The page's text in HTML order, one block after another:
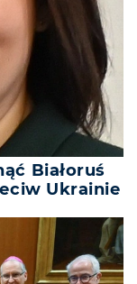
Białoruś
Ukrainie